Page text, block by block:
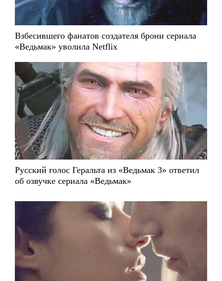
Взбесившего фанатов создателя брони сериала
«Ведьмак» уволила Netflix
Русский голос Геральта из «Ведьмак 3» ответил
об озвучке сериала «Ведьмак»